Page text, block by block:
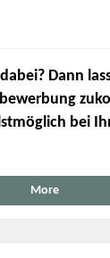
Dann
bei
More